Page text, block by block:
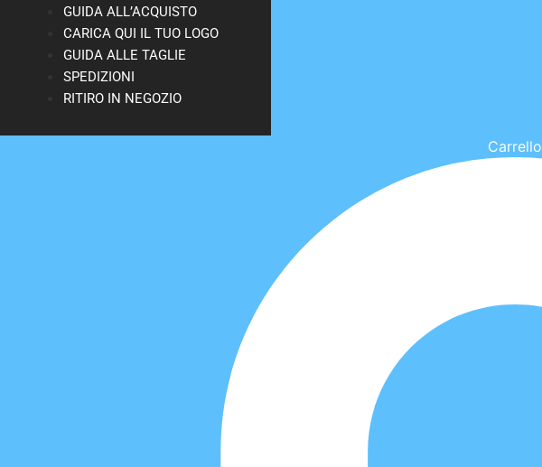
GUIDA ALL’ACQUISTO
CARICA QUI IL TUO LOGO
GUIDA ALLE TAGLIE
SPEDIZIONI
RITIRO IN NEGOZIO
Carrello